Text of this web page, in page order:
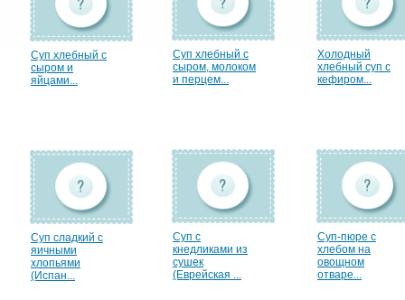
Суп хлебный с
сыром и
яйцами...
Суп хлебный с
сыром, молоком
и перцем...
Холодный
хлебный суп с
кефиром...
Суп сладкий с
яичными
хлопьями
(Испан...
Суп с
кнедликами из
сушек
(Еврейская ...
Суп-пюре с
хлебом на
овощном
отваре...